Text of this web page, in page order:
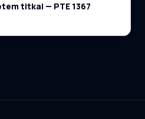
titkai — PTE 1367